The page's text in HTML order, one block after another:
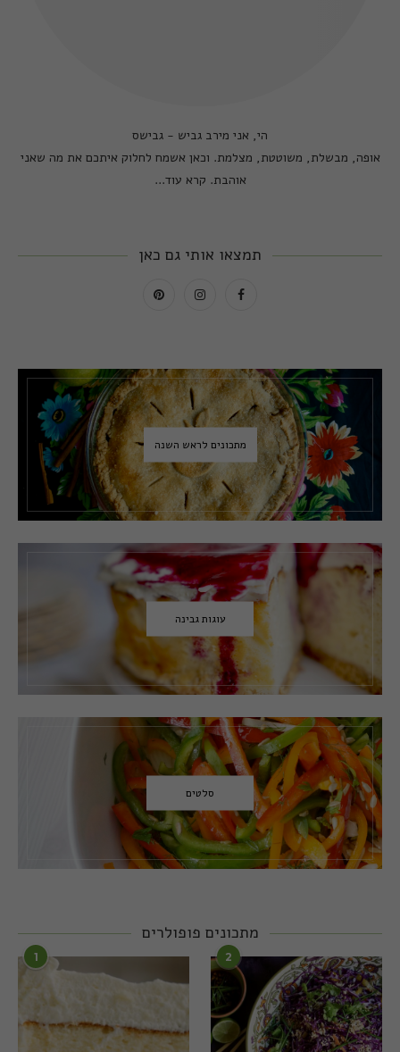
הי, אני מירב גביש - גבישס
אופה, מבשלת, משוטטת, מצלמת. וכאן אשמח לחלוק איתכם את מה שאני
אוהבת. קרא עוד...
תמצאו אותי גם כאן
מתכונים לראש השנה
עוגות גבינה
סלטים
מתכונים פופולרים
1 2